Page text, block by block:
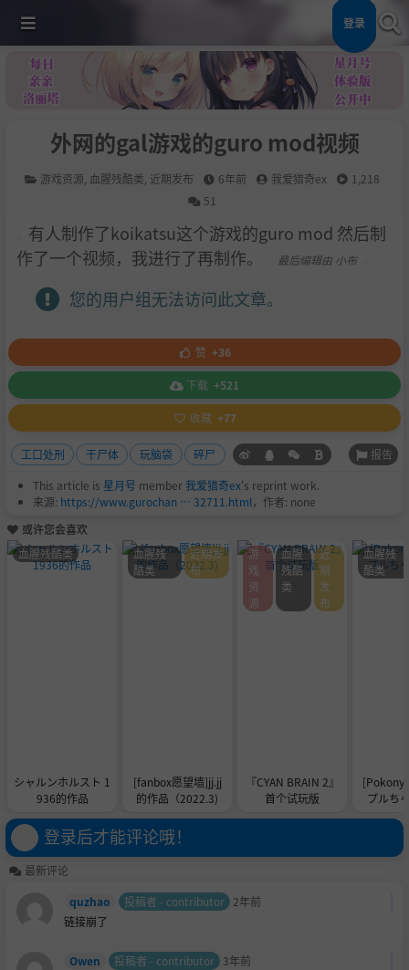
登录
外网的gal游戏的guro mod视频
游戏资源 血腥残酷类 近期发布 6年前 我爱猎奇ex
1,218
51
有人制作了koikatsu这个游戏的guro mod 然后制
作了一个视频，我进行了再制作。
最后编辑由 小布
您的用户组无法访问此文章。
赞 +36
下载 +521
收藏 +77
工口处刑 干尸体 玩脑袋 碎尸 报告
This article is 星月号 member我爱猎奇ex's reprint work.
来源: https://www.gurochan … 32711.html，作者: none
或许您会喜欢
シャルンホルスト 1
936的作品
血腥残酷类
[fanbox愿望墙]jj.jj
的作品（2022.3)
血腥残
酷类
近期发
布
『CYAN BRAIN 2』
首个试玩版
游
戏
资
源
血腥
残酷
类
近
期
发
布
プルち
血腥残
酷类
登录后才能评论哦！
最新评论
quzhao
投稿者 - contributor 2年前
链接崩了
Owen 投稿者 - contributor 3年前